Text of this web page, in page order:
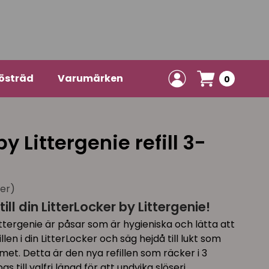
Varumärken 0
Littergenie refill 3-
din LitterLocker by Littergenie!
är påsar som är hygieniska och lätta att
i din LitterLocker och säg hejdå till lukt som
Detta är den nya refillen som räcker i 3